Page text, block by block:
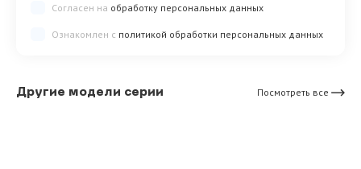
Согласен на обработку персональных данных
Ознакомлен с политикой обработки персональных данных
Другие модели серии Посмотреть все